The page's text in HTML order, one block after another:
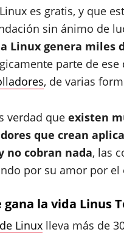
es gratis, y que
sin ánimo de
Linux genera miles
parte de ese
, de varias
verdad que existen
que crean
no cobran nada, las
por su amor por el
gana la vida Linus
Linux lleva más de